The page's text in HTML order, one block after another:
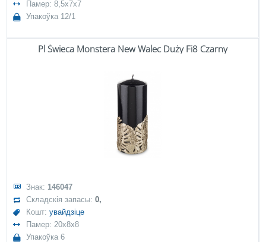
Памер: 8,5x7x7
Упакоўка 12/1
Pl Świeca Monstera New Walec Duży Fi8 Czarny
Знак: 146047
Складскія запасы:0,
Кошт:увайдзіце
Памер: 20x8x8
Упакоўка 6